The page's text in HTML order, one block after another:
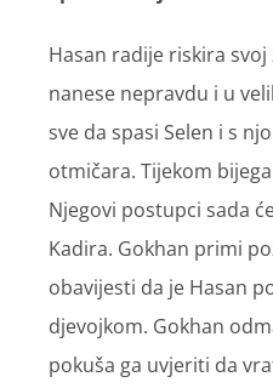
Hasan radije riskira
nanese nepravdu i u
sve da spasi Selen i s
otmičara. Tijekom
Njegovi postupci sada
Kadira. Gokhan primi
obavijesti da je Hasan
djevojkom. Gokhan
pokuša ga uvjeriti da